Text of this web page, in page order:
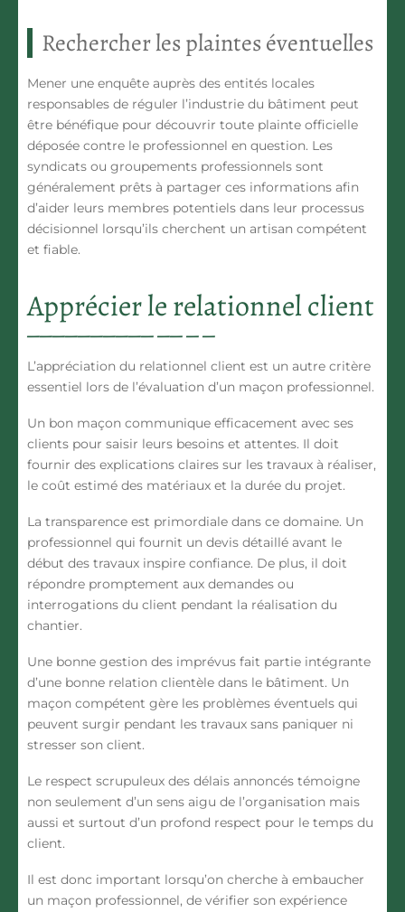
Rechercher les plaintes éventuelles
Mener une enquête auprès des entités locales
responsables de réguler l’industrie du bâtiment peut
être bénéfique pour découvrir toute plainte officielle
déposée contre le professionnel en question. Les
syndicats ou groupements professionnels sont
généralement prêts à partager ces informations afin
d’aider leurs membres potentiels dans leur processus
décisionnel lorsqu’ils cherchent un artisan compétent
et fiable.
Apprécier le relationnel client
L’appréciation du relationnel client est un autre critère
essentiel lors de l’évaluation d’un maçon professionnel.
Un bon maçon communique efficacement avec ses
clients pour saisir leurs besoins et attentes. Il doit
fournir des explications claires sur les travaux à réaliser,
le coût estimé des matériaux et la durée du projet.
La transparence est primordiale dans ce domaine. Un
professionnel qui fournit un devis détaillé avant le
début des travaux inspire confiance. De plus, il doit
répondre promptement aux demandes ou
interrogations du client pendant la réalisation du
chantier.
Une bonne gestion des imprévus fait partie intégrante
d’une bonne relation clientèle dans le bâtiment. Un
maçon compétent gère les problèmes éventuels qui
peuvent surgir pendant les travaux sans paniquer ni
stresser son client.
Le respect scrupuleux des délais annoncés témoigne
non seulement d’un sens aigu de l’organisation mais
aussi et surtout d’un profond respect pour le temps du
client.
Il est donc important lorsqu’on cherche à embaucher
un maçon professionnel, de vérifier son expérience